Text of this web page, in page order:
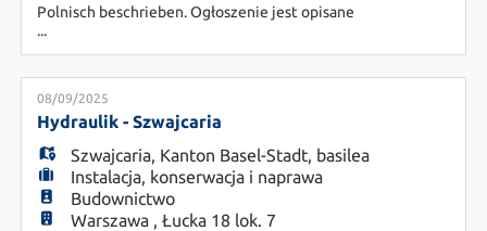
EN
FR
Polnisch beschrieben. Ogłoszenie jest opisane
zarówno w języku niemieckim, jak i polskim. DE:
Fledro Personal Consulting AG ist ein
Unternehmen der Orienta-Gruppe mit Sitz in
Basel, das sich auf die Personalvermittlung
spezialisiert hat. Für unsere Schweizer Kunden
...
08/09/2025
Hydraulik - Szwajcaria
Szwajcaria, Kanton Basel-Stadt, basilea
Instalacja, konserwacja i naprawa
Budownictwo
Warszawa , Łucka 18 lok. 7